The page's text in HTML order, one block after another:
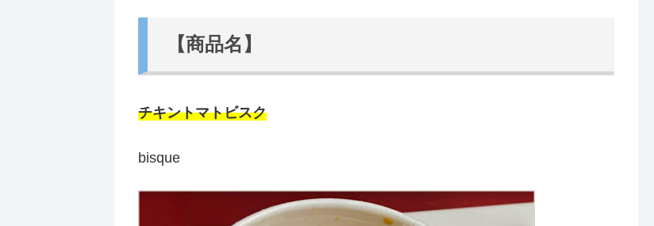
【商品名】
チキントマトビスク
bisque